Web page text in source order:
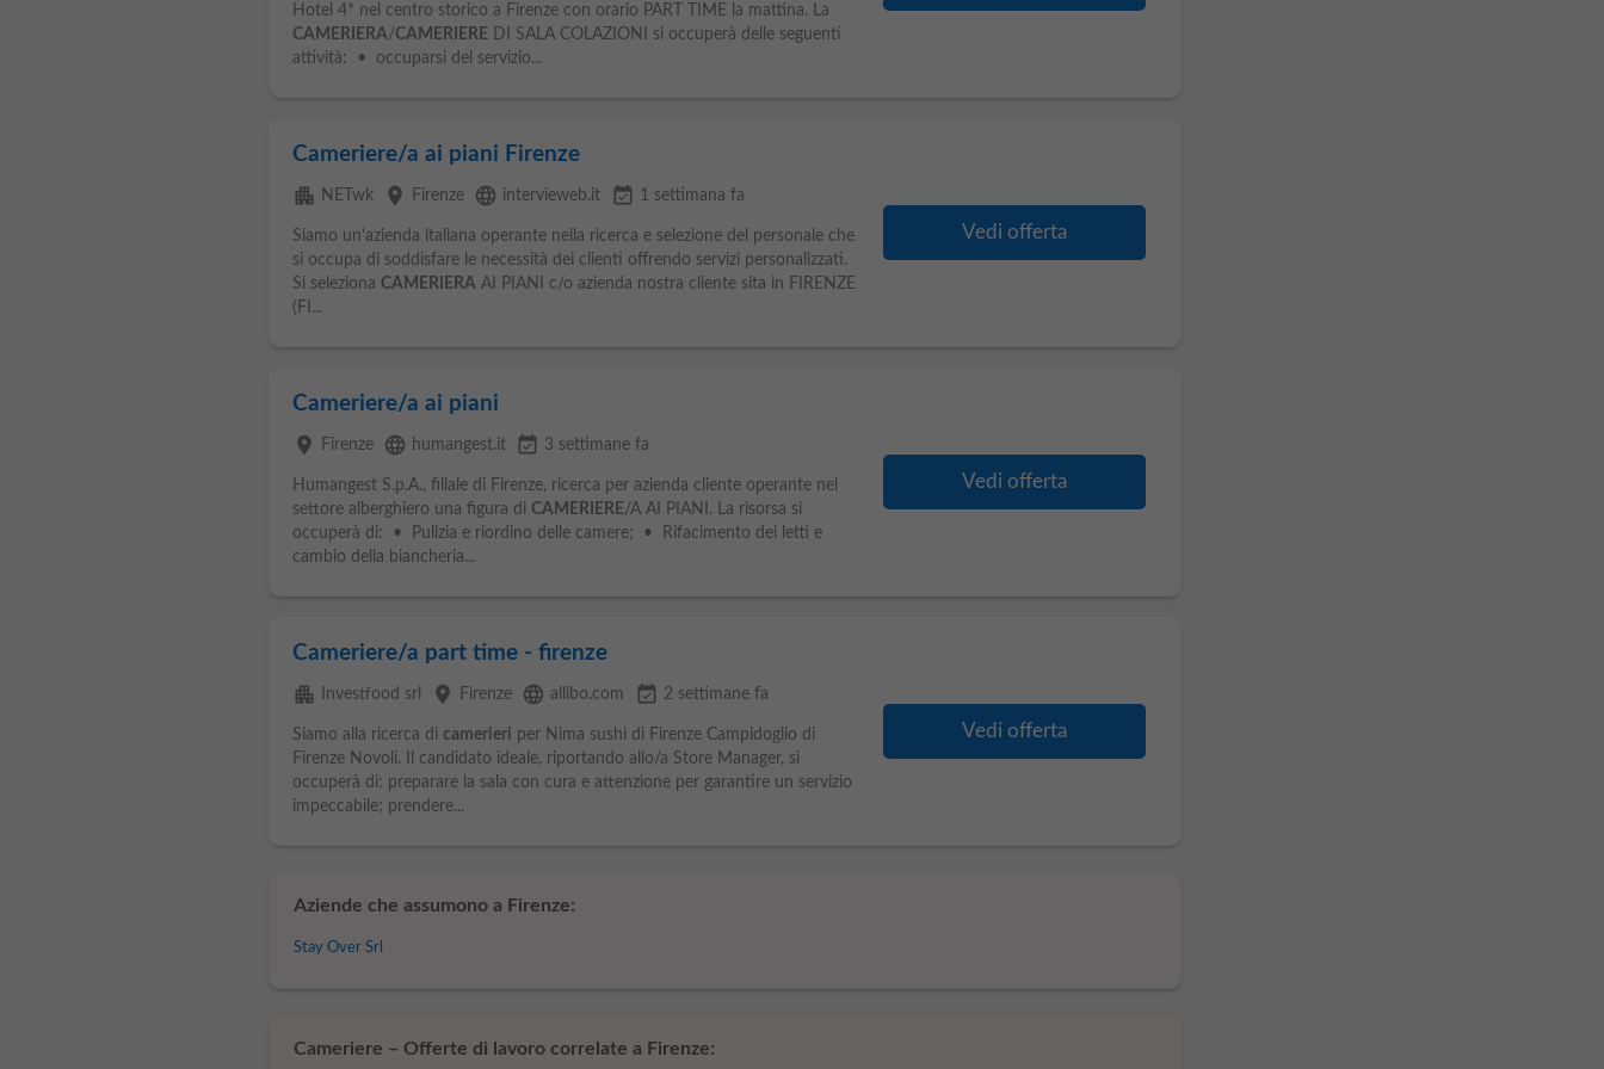
Hotel 4* nel centro storico a Firenze con orario PART TIME la mattina. La
CAMERIERA/CAMERIEREDI SALA COLAZIONI si occuperà delle seguenti
attività: • occuparsi del servizio...
Cameriere/a ai piani Firenze
apartment NETwk place Firenze language intervieweb.it event_available 1 settimana fa
Siamo un'azienda italiana operante nella ricerca e selezione del personale che
si occupa di soddisfare le necessità dei clienti offrendo servizi personalizzati.
Si seleziona CAMERIERAAI PIANI c/o azienda nostra cliente sita in FIRENZE
(FI...
Vedi offerta
Cameriere/a ai piani
place Firenze language humangest.it event_available 3 settimane fa
Humangest S.p.A., filiale di Firenze, ricerca per azienda cliente operante nel
settore alberghiero una figura di CAMERIERE/A AI PIANI. La risorsa si
occuperà di: • Pulizia e riordino delle camere; • Rifacimento dei letti e
cambio della biancheria...
Vedi offerta
Cameriere/a part time - firenze
apartment Investfood srl place Firenze language allibo.com event_available 2 settimane fa
Siamo alla ricerca di camerieri per Nima sushi di Firenze Campidoglio di
Firenze Novoli. Il candidato ideale, riportando allo/a Store Manager, si
occuperà di: preparare la sala con cura e attenzione per garantire un servizio
impeccabile; prendere...
Vedi offerta
Aziende che assumono a Firenze:
Stay Over Srl
Cameriere – Offerte di lavoro correlate a Firenze: